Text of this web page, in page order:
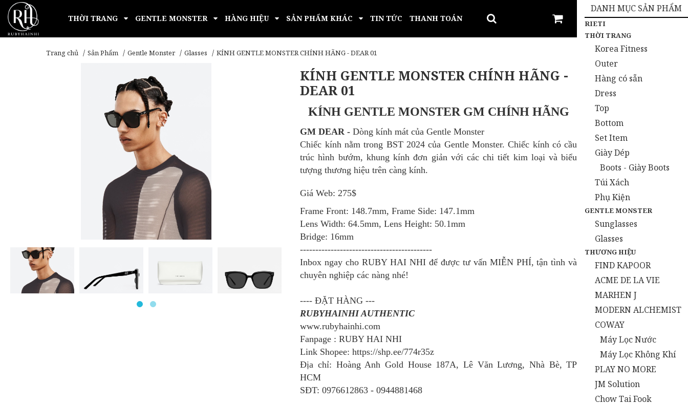
THỜI TRANG GENTLE MONSTER HÀNG HIỆU SẢN PHẨM KHÁC TIN TỨC THANH TOÁN
Trang chủ Sản Phẩm Gentle Monster Glasses KÍNH GENTLE MONSTER CHÍNH HÃNG - DEAR 01
KÍNH GENTLE MONSTER CHÍNH HÃNG -
DEAR 01
KÍNH GENTLE MONSTER GM CHÍNH HÃNG
GM DEAR -Dòng kính mát của Gentle Monster
Chiếc kính nằm trong BST 2024của Gentle Monster.Chiếc kính có cầu
trúc hình bướm, khung kính đơn giản với các chi tiết kim loại và biểu
tượng thương hiệu trên càng kính.
Giá Web: 275$
Frame Front: 148.7mm, Frame Side: 147.1mm
Lens Width: 64.5mm, Lens Height: 50.1mm
Bridge: 16mm
-------------------------------------------
Inbox ngay cho RUBY HAI NHI để được tư vấn MIỄN PHÍ, tận tình và
chuyên nghiệp các nàng nhé!
---- ĐẶT HÀNG ---
RUBYHAINHI AUTHENTIC
www.rubyhainhi.com
Fanpage : RUBY HAI NHI
Link Shopee: https://shp.ee/774r35z
Địa chỉ: Hoàng Anh Gold House 187A, Lê Văn Lương, Nhà Bè, TP
HCM
SĐT: 0976612863 - 0944881468
DANH MỤC SẢN PHẨM
RIETI
THỜI TRANG
Korea Fitness
Outer
Hàng có sẵn
Dress
Top
Bottom
Set Item
Giày Dép
Boots - Giày Boots
Túi Xách
Phụ Kiện
GENTLE MONSTER
Sunglasses
Glasses
THƯƠNG HIỆU
FIND KAPOOR
ACME DE LA VIE
MARHEN J
MODERN ALCHEMIST
COWAY
Máy Lọc Nước
Máy Lọc Không Khí
PLAY NO MORE
JM Solution
Chow Tai Fook